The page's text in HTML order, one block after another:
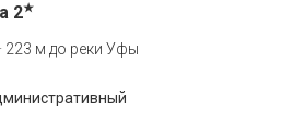
2★
· 223 м до реки Уфы